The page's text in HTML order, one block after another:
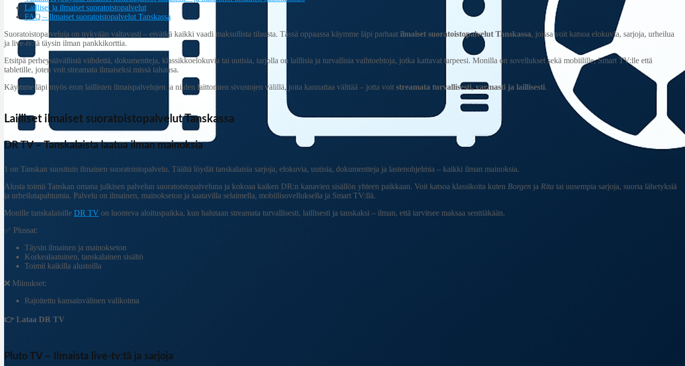
Lailliset ja ilmaiset suoratoistopalvelut
FAQ – Ilmaiset suoratoistopalvelut Tanskassa
Suoratoistopalveluja on nykyään valtavasti – eivätkä kaikki vaadi maksullista tilausta. Tässä oppaassa käymme läpi parhaat ilmaiset suoratoistopalvelut Tanskassa, joissa voit katsoa elokuvia, sarjoja, urheilua
ja live-tv:tä täysin ilman pankkikorttia.
Etsitpä perheystävällistä viihdettä, dokumentteja, klassikkoelokuvia tai uutisia, tarjolla on laillisia ja turvallisia vaihtoehtoja, jotka kattavat tarpeesi. Monilla on sovellukset sekä mobiilille, Smart TV:lle että
tabletille, joten voit streamata ilmaiseksi missä tahansa.
Käymme läpi myös eron laillisten ilmaispalvelujen ja niiden laittomien sivustojen välillä, joita kannattaa välttää – jotta voit streamata turvallisesti, varmasti ja laillisesti.
Lailliset ilmaiset suoratoistopalvelut Tanskassa
DR TV – Tanskalaista laatua ilman mainoksia
1 on Tanskan suosituin ilmainen suoratoistopalvelu. Täältä löydät tanskalaisia sarjoja, elokuvia, uutisia, dokumentteja ja lastenohjelmia – kaikki ilman mainoksia.
Alusta toimii Tanskan omana julkisen palvelun suoratoistopalveluna ja kokoaa kaiken DR:n kanavien sisällön yhteen paikkaan. Voit katsoa klassikoita kuten Borgen ja Rita tai uusempia sarjoja, suoria lähetyksiä
ja urheilutapahtumia. Palvelu on ilmainen, mainokseton ja saatavilla selaimella, mobiilisovelluksella ja Smart TV:llä.
Monille tanskalaisille DR TV on luonteva aloituspaikka, kun halutaan streamata turvallisesti, laillisesti ja tanskaksi – ilman, että tarvitsee maksaa senttiäkään.
✅ Plussat:
Täysin ilmainen ja mainokseton
Korkealaatuinen, tanskalainen sisältö
Toimii kaikilla alustoilla
❌ Miinukset:
Rajoitettu kansainvälinen valikoima
👉 Lataa DR TV
Pluto TV – Ilmaista live-tv:tä ja sarjoja